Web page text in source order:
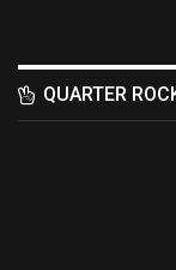
QUARTER